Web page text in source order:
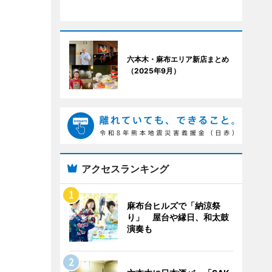
六本木・麻布エリア新店まとめ
（2025年9月）
アクセスランキング
麻布台ヒルズで「納涼祭
り」 屋台や縁日、和太鼓
演奏も